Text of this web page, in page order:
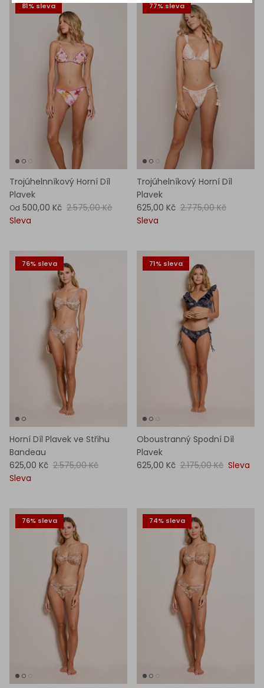
81% sleva
Trojúhelnníkový Horní Díl
Plavek
Od 500,00 Kč 2.575,00 Kč
Sleva
77% sleva
Trojúhelníkový Horní Díl
Plavek
625,00 Kč 2.775,00 Kč
Sleva
76% sleva
Horní Díl Plavek ve Střihu
Bandeau
625,00 Kč 2.575,00 Kč
Sleva
71% sleva
Oboustranný Spodní Díl
Plavek
625,00 Kč 2.175,00 Kč Sleva
76% sleva 74% sleva